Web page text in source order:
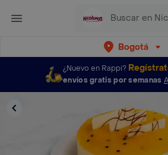
Bogotá
¿Nuevo en Rappi?
envíos gratis por semanas